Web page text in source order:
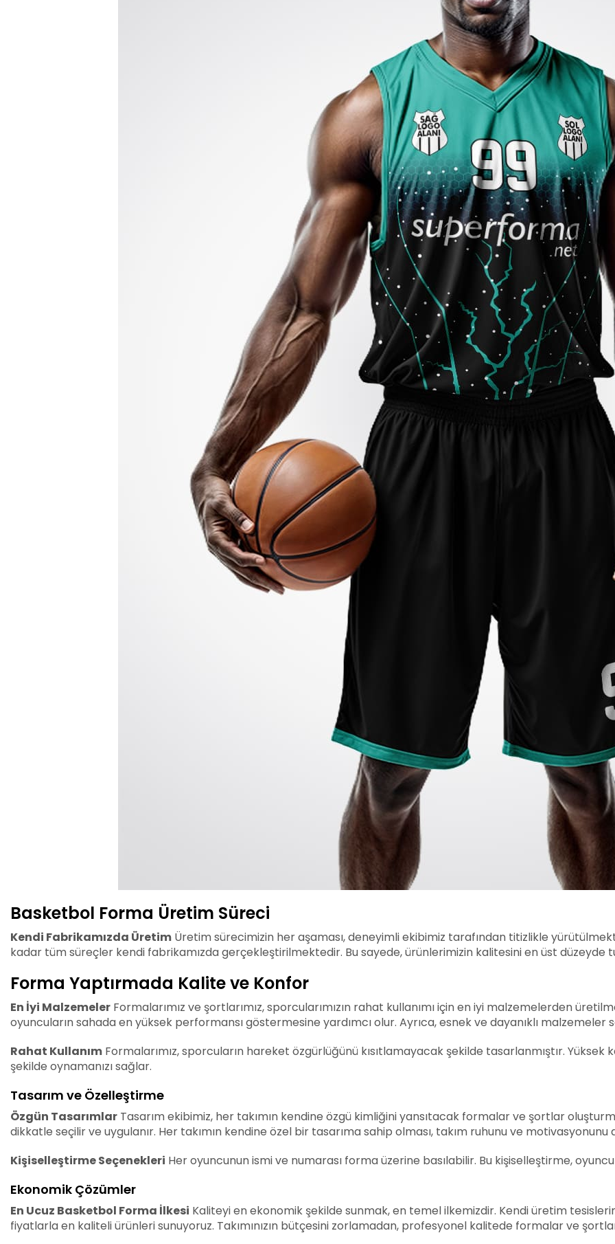
Basketbol Forma Üretim Süreci
Kendi Fabrikamızda Üretim Üretim sürecimizin her aşaması, deneyimli ekibimiz tarafından titizlikle
kadar tüm süreçler kendi fabrikamızda gerçekleştirilmektedir. Bu sayede, ürünlerimizin kalitesini en üst
Forma Yaptırmada Kalite ve Konfor
En İyi Malzemeler Formalarımız ve şortlarımız, sporcularımızın rahat kullanımı için en iyi malzemelerden
oyuncuların sahada en yüksek performansı göstermesine yardımcı olur. Ayrıca, esnek ve dayanıklı malzemeler
Rahat Kullanım Formalarımız, sporcuların hareket özgürlüğünü kısıtlamayacak şekilde tasarlanmıştır.
şekilde oynamanızı sağlar.
Tasarım ve Özelleştirme
Özgün Tasarımlar Tasarım ekibimiz, her takımın kendine özgü kimliğini yansıtacak formalar ve şortlar
dikkatle seçilir ve uygulanır. Her takımın kendine özel bir tasarıma sahip olması, takım ruhunu ve motivasyonunu
Kişiselleştirme Seçenekleri Her oyuncunun ismi ve numarası forma üzerine basılabilir. Bu kişiselleştirme,
Ekonomik Çözümler
En Ucuz Basketbol Forma İlkesi Kaliteyi en ekonomik şekilde sunmak, en temel ilkemizdir. Kendi üretim
fiyatlarla en kaliteli ürünleri sunuyoruz. Takımınızın bütçesini zorlamadan, profesyonel kalitede formalar ve